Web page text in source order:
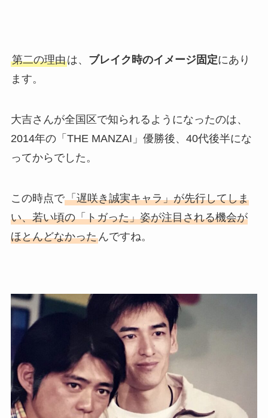
第二の理由は、 ブレイク時のイメージ固定にあり
ます。
大吉さんが全国区で知られるようになったのは、
2014年の「THE MANZAI」優勝後、40代後半にな
ってからでした。
この時点で「遅咲き誠実キャラ」が先行してしま
い、若い頃の「トガった」姿が注目される機会が
ほとんどなかったんですね。